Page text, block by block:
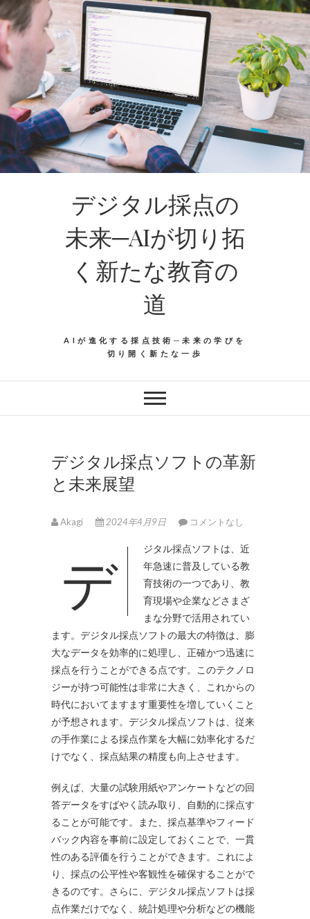
デジタル採点の
未来─AIが切り拓
く新たな教育の
道
AIが進化する採点技術─未来の学びを
切り開く新たな一歩
デジタル採点ソフトの革新
と未来展望
Akagi 2024年4月9日 コメントなし
デジタル採点ソフトは、近
年急速に普及している教
育技術の一つであり、教
育現場や企業などさまざ
まな分野で活用されてい
ます。 デジタル採点ソフトの最大の特徴は、膨
大なデータを効率的に処理し、正確かつ迅速に
採点を行うことができる点です。このテクノロ
ジーが持つ可能性は非常に大きく、これからの
時代においてますます重要性を増していくこと
が予想されます。デジタル採点ソフトは、従来
の手作業による採点作業を大幅に効率化するだ
けでなく、採点結果の精度も向上させます。
例えば、大量の試験用紙やアンケートなどの回
答データをすばやく読み取り、自動的に採点す
ることが可能です。また、採点基準やフィード
バック内容を事前に設定しておくことで、一貫
性のある評価を行うことができます。これによ
り、採点の公平性や客観性を確保することがで
きるのです。さらに、デジタル採点ソフトは採
点作業だけでなく、統計処理や分析などの機能